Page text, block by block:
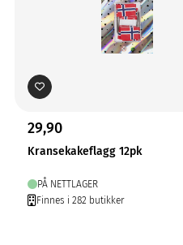
29,90
Kransekakeflagg 12pk
PÅ NETTLAGER
Finnes i 282 butikker